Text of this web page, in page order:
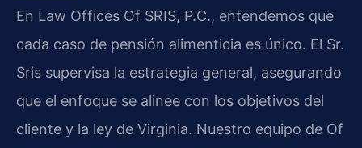
En Law Offices Of SRIS, P.C., entendemos que
cada caso de pensión alimenticia es único. El Sr.
Sris supervisa la estrategia general, asegurando
que el enfoque se alinee con los objetivos del
cliente y la ley de Virginia. Nuestro equipo de Of